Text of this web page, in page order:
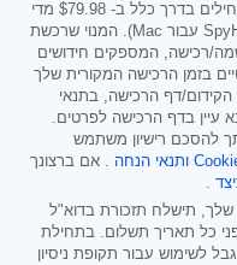
בדרך כלל ב- $79.98 מדי
רכישה, המספקים חידושים
בזמן הרכישה המקורית שלך
הקידום/דף הרכישה, בתנאי
עיין בדף הרכישה לפרטים.
להסכם רישיון משתמש
ותנאי הנחה . אם ברצונך
.
שלך, תישלח תזכורת בדוא"ל
כל תאריך תשלום. בתחילת
לשימוש עבור תקופת ניסיון